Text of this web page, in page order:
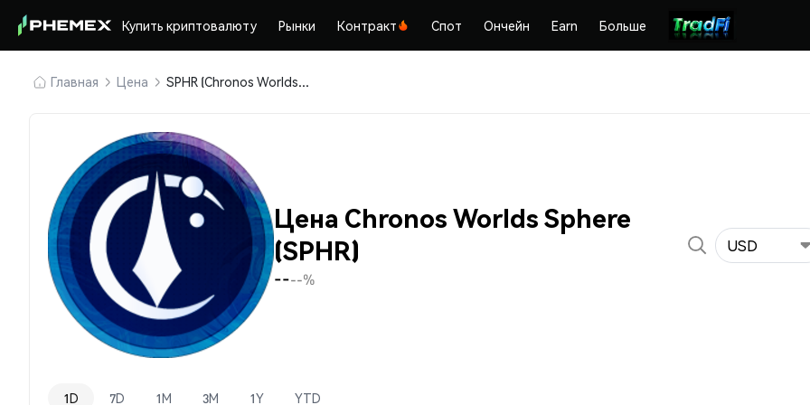
Купить криптовалюту Рынки Контракт Спот Ончейн Earn Больше
Главная Цена SPHR (Chronos Worlds Sphere)
Цена Chronos Worlds Sphere
(SPHR)
----%
USD
1D 7D 1M 3M 1Y YTD